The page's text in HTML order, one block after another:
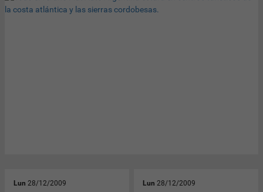
Lun 28/12/2009 Lun 28/12/2009